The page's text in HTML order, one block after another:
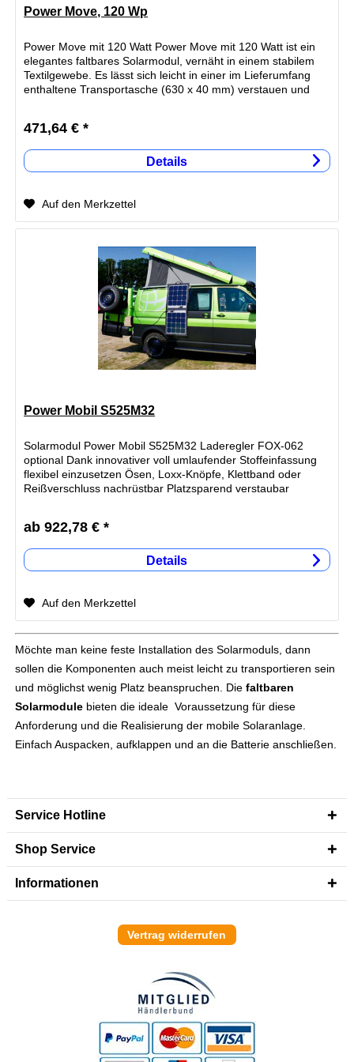
Power Move, 120 Wp
Power Move mit 120 Watt Power Move mit 120 Watt ist ein
elegantes faltbares Solarmodul, vernäht in einem stabilem
Textilgewebe. Es lässt sich leicht in einer im Lieferumfang
enthaltene Transportasche (630 x 40 mm) verstauen und
471,64 € *
Details
Auf den Merkzettel
Power Mobil S525M32
Solarmodul Power Mobil S525M32 Laderegler FOX-062
optional Dank innovativer voll umlaufender Stoffeinfassung
flexibel einzusetzen Ösen, Loxx-Knöpfe, Klettband oder
Reißverschluss nachrüstbar Platzsparend verstaubar
ab 922,78 € *
Details
Auf den Merkzettel
Möchte man keine feste Installation des Solarmoduls, dann
sollen die Komponenten auch meist leicht zu transportieren sein
und möglichst wenig Platz beanspruchen. Die faltbaren
Solarmodulebieten die ideale Voraussetzung für diese
Anforderung und die Realisierung der mobile Solaranlage.
Einfach Auspacken, aufklappen und an die Batterie anschließen.
Service Hotline
Shop Service
Informationen
Vertrag widerrufen